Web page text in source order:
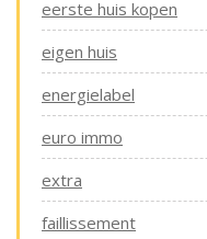
eerste huis kopen
eigen huis
energielabel
euro immo
extra
faillissement